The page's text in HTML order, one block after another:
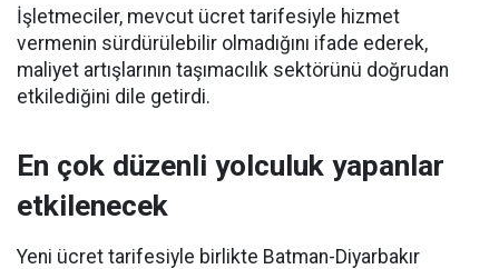
İşletmeciler, mevcut ücret tarifesiyle hizmet
vermenin sürdürülebilir olmadığını ifade ederek,
maliyet artışlarının taşımacılık sektörünü doğrudan
etkilediğini dile getirdi.
En çok düzenli yolculuk yapanlar
etkilenecek
Yeni ücret tarifesiyle birlikte Batman-Diyarbakır